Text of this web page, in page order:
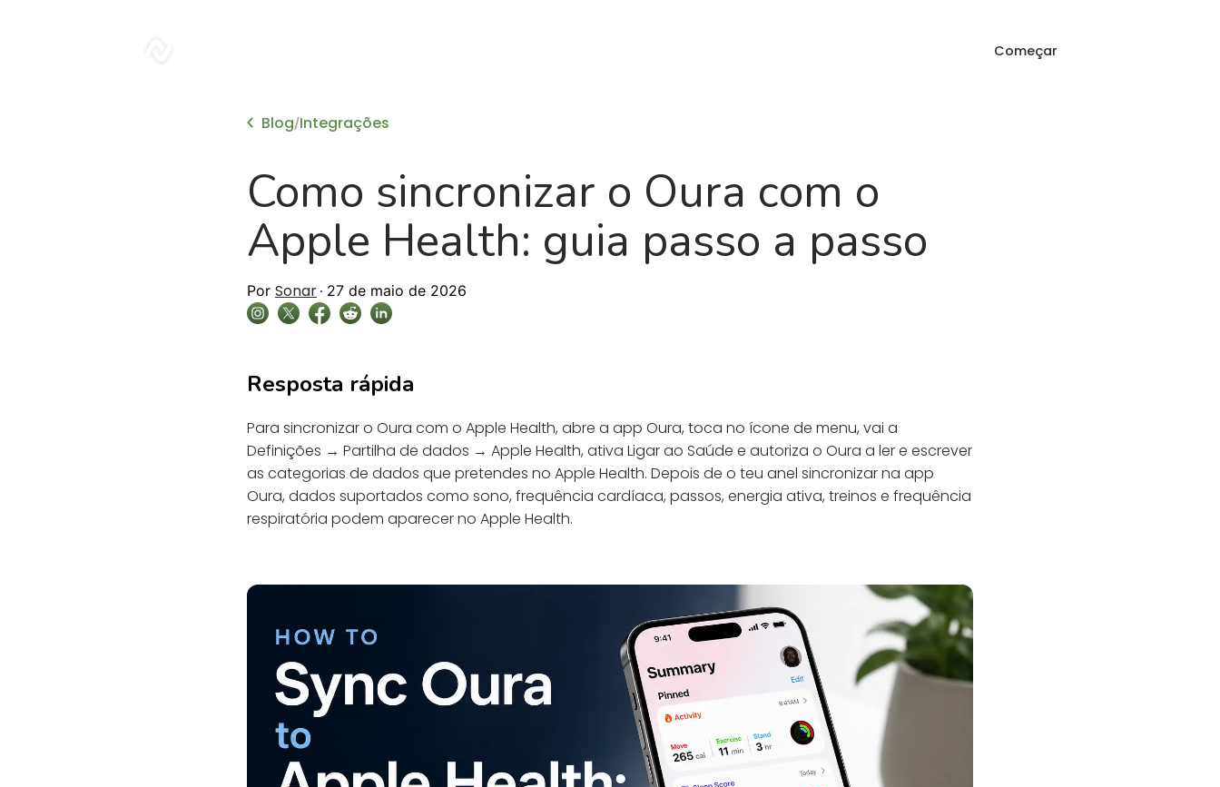
Começar
Blog/Integrações
Como sincronizar o Oura com o
Apple Health: guia passo a passo
Por Sonar 27 de maio de 2026
Resposta rápida
Para sincronizar o Oura com o Apple Health, abre a app Oura, toca no ícone de menu, vai a
Definições → Partilha de dados → Apple Health, ativa Ligar ao Saúde e autoriza o Oura a ler e escrever
as categorias de dados que pretendes no Apple Health. Depois de o teu anel sincronizar na app
Oura, dados suportados como sono, frequência cardíaca, passos, energia ativa, treinos e frequência
respiratória podem aparecer no Apple Health.